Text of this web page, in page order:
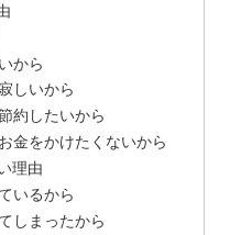
から
しいから
約したいから
金をかけたくないから
理由
いるから
しまったから